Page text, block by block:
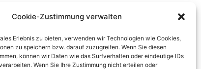
Cookie-Zustimmung verwalten
Erlebnis zu bieten, verwenden wir Technologien wie Cookies,
zu speichern bzw. darauf zuzugreifen. Wenn Sie diesen
können wir Daten wie das Surfverhalten oder eindeutige IDs
Wenn Sie Ihre Zustimmung nicht erteilen oder